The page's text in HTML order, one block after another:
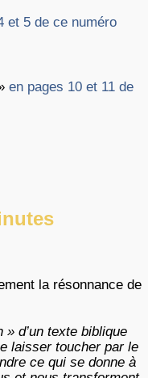
et 5 de ce numéro
en pages 10 et 11 de
la résonnance de
d’un texte biblique
laisser toucher par le
ce qui se donne à